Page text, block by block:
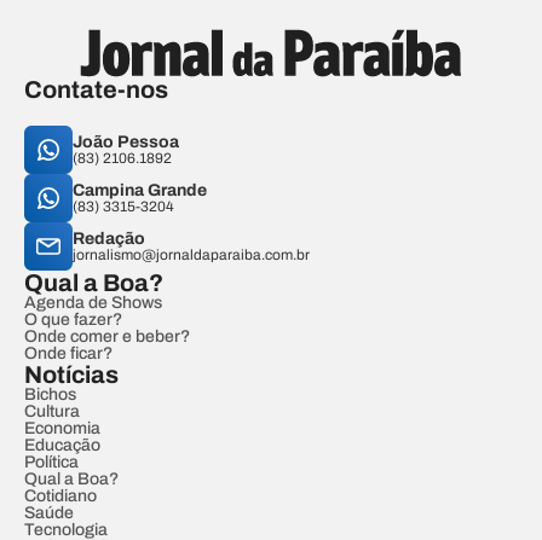
Contate-nos
João Pessoa
(83) 2106.1892
Campina Grande
(83) 3315-3204
Redação
jornalismo@jornaldaparaiba.com.br
Qual a Boa?
Agenda de Shows
O que fazer?
Onde comer e beber?
Onde ficar?
Notícias
Bichos
Cultura
Economia
Educação
Política
Qual a Boa?
Cotidiano
Saúde
Tecnologia